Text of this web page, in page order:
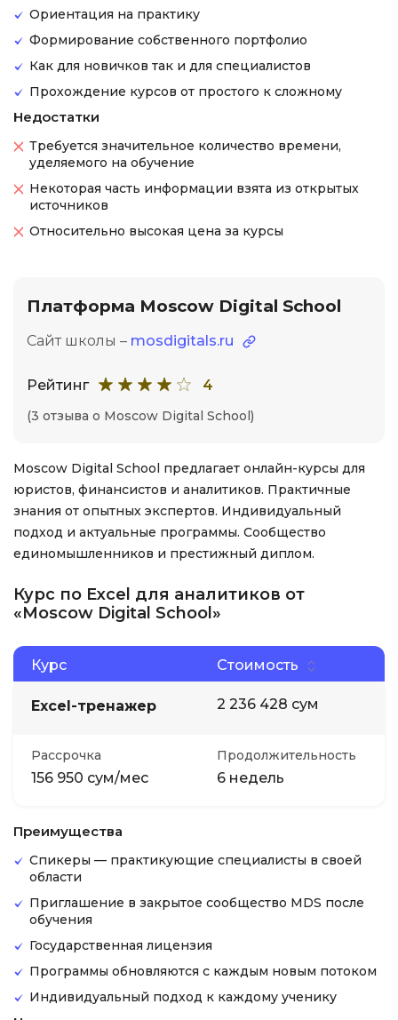
Ориентация на практику
Формирование собственного портфолио
Как для новичков так и для специалистов
Прохождение курсов от простого к сложному
Недостатки
Требуется значительное количество времени,
уделяемого на обучение
Некоторая часть информации взята из открытых
источников
Относительно высокая цена за курсы
Платформа Moscow Digital School
Сайт школы – mosdigitals.ru
Рейтинг 4
(3 отзыва о Moscow Digital School)
Moscow Digital School предлагает онлайн-курсы для
юристов, финансистов и аналитиков. Практичные
знания от опытных экспертов. Индивидуальный
подход и актуальные программы. Сообщество
единомышленников и престижный диплом.
Курс по Excel для аналитиков от
«Moscow Digital School»
Курс Стоимость
Excel-тренажер 2 236 428 сум
Рассрочка
156 950 сум/мес
Продолжительность
6 недель
Преимущества
Спикеры — практикующие специалисты в своей
области
Приглашение в закрытое сообщество MDS после
обучения
Государственная лицензия
Программы обновляются с каждым новым потоком
Индивидуальный подход к каждому ученику